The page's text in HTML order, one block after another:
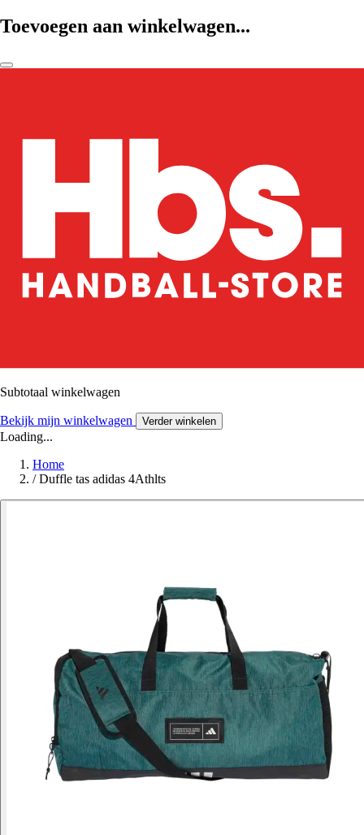
Toevoegen aan winkelwagen...
Subtotaal winkelwagen
Bekijk mijn winkelwagen Verder winkelen
Loading...
Home
/ Duffle tas adidas 4Athlts